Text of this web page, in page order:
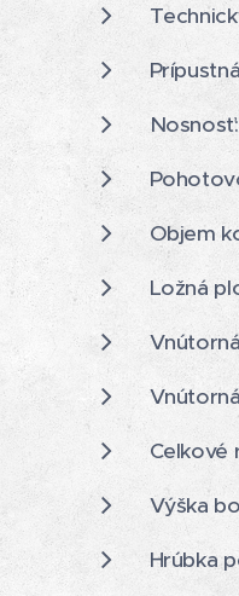
Nosnosť:
Objem
Ložná
Celkové
Výška
Hrúbka